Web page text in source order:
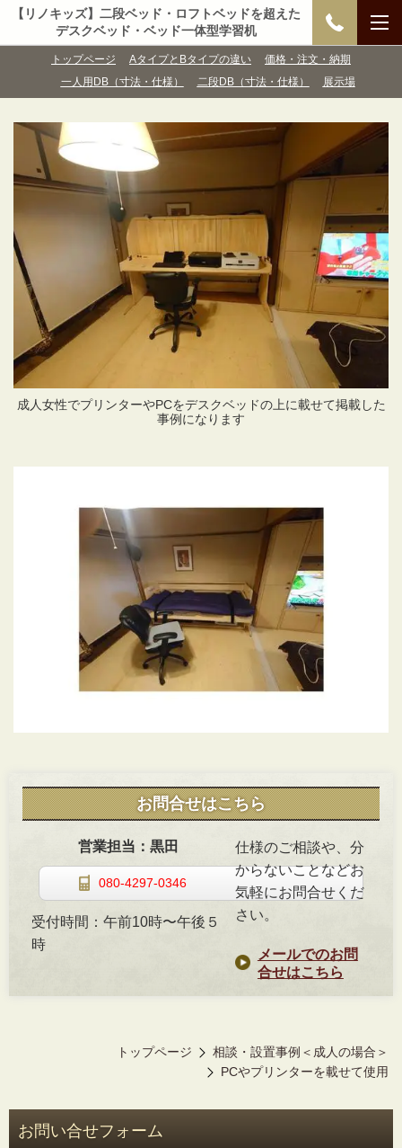
【リノキッズ】二段ベッド・ロフトベッドを超えた
デスクベッド・ベッド一体型学習机
トップページ AタイプとBタイプの違い
価格・注文・納期
一人用DB（寸法・仕様）
二段DB（寸法・仕様） 展示場
成人女性でプリンターやPCをデスクベッドの上に載せて掲載した
事例になります
お問合せはこちら
仕様のご相談や、分
からないことなどお
気軽にお問合せくだ
さい。
メールでのお問
合せはこちら
営業担当：黒田
080-4297-0346
受付時間： 午前10時〜午後５
時
トップページ
相談・設置事例＜成人の場合＞
PCやプリンターを載せて使用
お問い合せフォーム